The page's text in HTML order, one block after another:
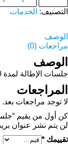
التصنيف: الخدمات
الوصف
مراجعات (0)
الوصف
جلسات الإطالة لمدة 60 دقيقة
المراجعات
لا توجد مراجعات بعد.
كن أول من يقيم “جلسات
لن يتم نشر عنوان
تقييمك *